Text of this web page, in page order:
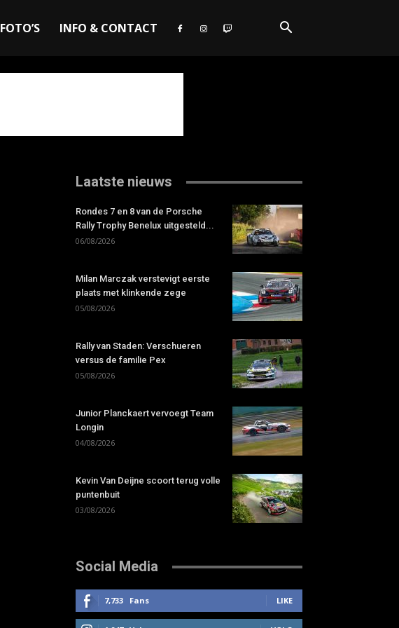
FOTO’S INFO & CONTACT
Laatste nieuws
Rondes 7 en 8 van de Porsche
Rally Trophy Benelux uitgesteld...
06/08/2026
Milan Marczak verstevigt eerste
plaats met klinkende zege
05/08/2026
Rally van Staden: Verschueren
versus de familie Pex
05/08/2026
Junior Planckaert vervoegt Team
Longin
04/08/2026
Kevin Van Deijne scoort terug volle
puntenbuit
03/08/2026
Social Media
7,733 Fans LIKE